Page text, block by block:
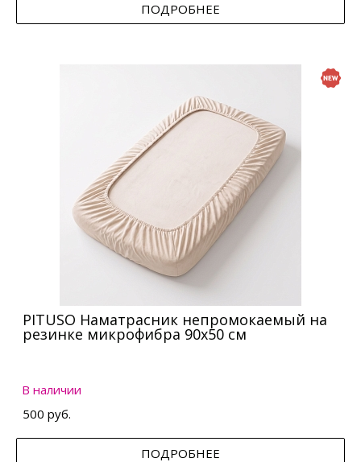
ПОДРОБНЕЕ
PITUSO Наматрасник непромокаемый на
резинке микрофибра 90х50 см
В наличии
500 руб.
ПОДРОБНЕЕ